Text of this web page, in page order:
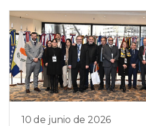
10 de junio de 2026